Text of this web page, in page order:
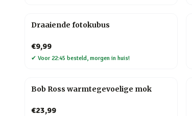
Draaiende fotokubus
€9,99
✔ Voor 22:45 besteld, morgen in huis!
Bob Ross warmtegevoelige mok
€23,99